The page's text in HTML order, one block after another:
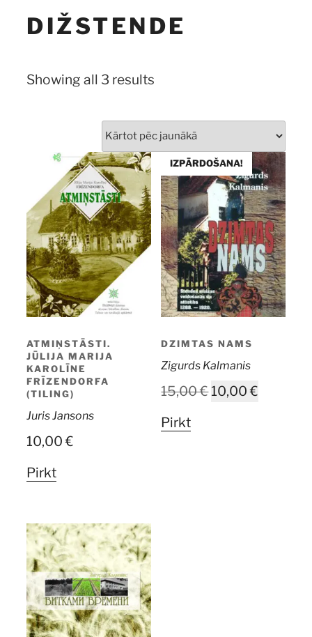
DIŽSTENDE
Showing all 3 results
latest
ATMIŅSTĀSTI.
JŪLIJA MARIJA
KAROLĪNE
FRĪZENDORFA
(TILING)
Juris Jansons
10,00€
Pirkt
IZPĀRDOŠANA!
DZIMTAS NAMS
Zigurds Kalmanis
15,00€Original
10,00€
Pirkt